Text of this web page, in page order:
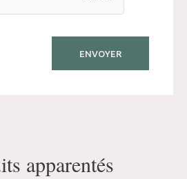
apparentés